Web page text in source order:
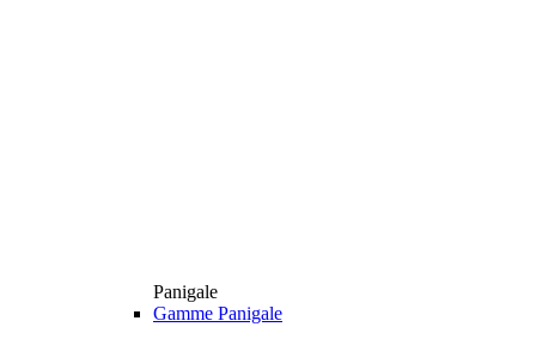
Panigale
Gamme Panigale